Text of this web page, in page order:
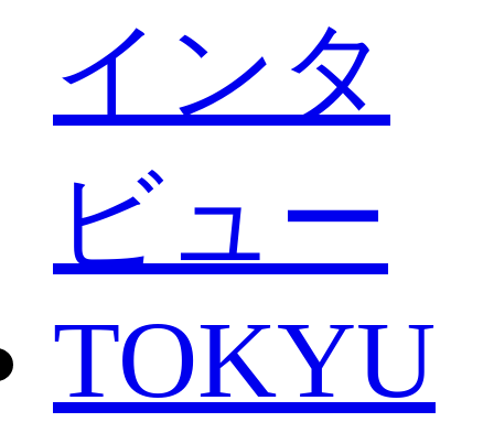
インタ
ビュー
TOKYU